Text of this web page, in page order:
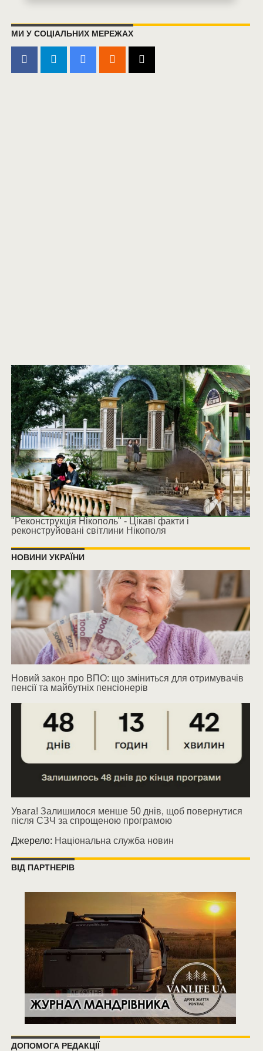
МИ У СОЦІАЛЬНИХ МЕРЕЖАХ
"Реконструкція Нікополь" - Цікаві факти і
реконструйовані світлини Нікополя
НОВИНИ УКРАЇНИ
Новий закон про ВПО: що зміниться для отримувачів
пенсії та майбутніх пенсіонерів
Увага! Залишилося менше 50 днів, щоб повернутися
після СЗЧ за спрощеною програмою
Джерело: Національна служба новин
ВІД ПАРТНЕРІВ
ДОПОМОГА РЕДАКЦІЇ